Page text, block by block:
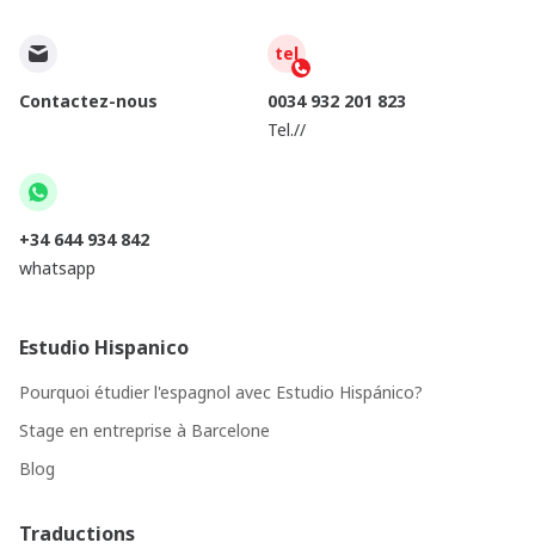
Contactez-nous
tel
0034 932 201 823
Tel.//
+34 644 934 842
whatsapp
Estudio Hispanico
Pourquoi étudier l'espagnol avec Estudio Hispánico?
Stage en entreprise à Barcelone
Blog
Traductions